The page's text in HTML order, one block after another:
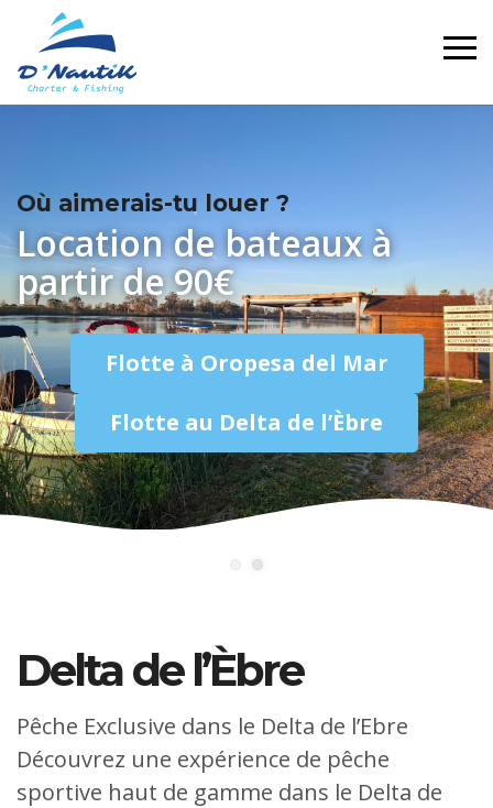
Où aimerais-tu louer ?
Location de bateaux à
partir de 90€
Flotte à Oropesa del Mar
Flotte au Delta de l’Èbre
Delta de l’Èbre
Pêche Exclusive dans le Delta de l’Ebre
Découvrez une expérience de pêche
sportive haut de gamme dans le Delta de